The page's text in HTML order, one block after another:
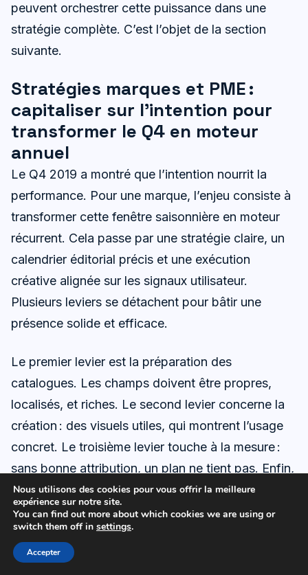
peuvent orchestrer cette puissance dans une
stratégie complète. C’est l’objet de la section
suivante.
Stratégies marques et PME :
capitaliser sur l’intention pour
transformer le Q4 en moteur
annuel
Le Q4 2019 a montré que l’intention nourrit la
performance. Pour une marque, l’enjeu consiste à
transformer cette fenêtre saisonnière en moteur
récurrent. Cela passe par une stratégie claire, un
calendrier éditorial précis et une exécution
créative alignée sur les signaux utilisateur.
Plusieurs leviers se détachent pour bâtir une
présence solide et efficace.
Le premier levier est la préparation des
catalogues. Les champs doivent être propres,
localisés, et riches. Le second levier concerne la
création : des visuels utiles, qui montrent l’usage
concret. Le troisième levier touche à la mesure :
sans bonne attribution, un plan ne tient pas. Enfin,
l’orchestration cross-canal consolide les
apprentissages, du référencement naturel aux
vidéos tutoriels.
Plan d’action recommandé
Nous utilisons des cookies pour vous offrir la meilleure
expérience sur notre site.
You can find out more about which cookies we are using or
switch them off in settings.
Accepter